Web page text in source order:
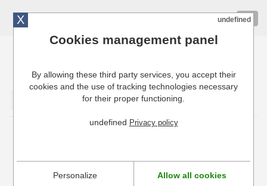
Cuisinresto: Ustensiles de cuisine pour professionnels
Le portionneur à glace fait partie des ustensiles
indispensables pour une activité de restauration. Il permet
X undefined
Cookies management panel
By allowing these third party services, you accept their
cookies and the use of tracking technologies necessary
for their proper functioning.
undefined Privacy policy
Personalize Allow all cookies